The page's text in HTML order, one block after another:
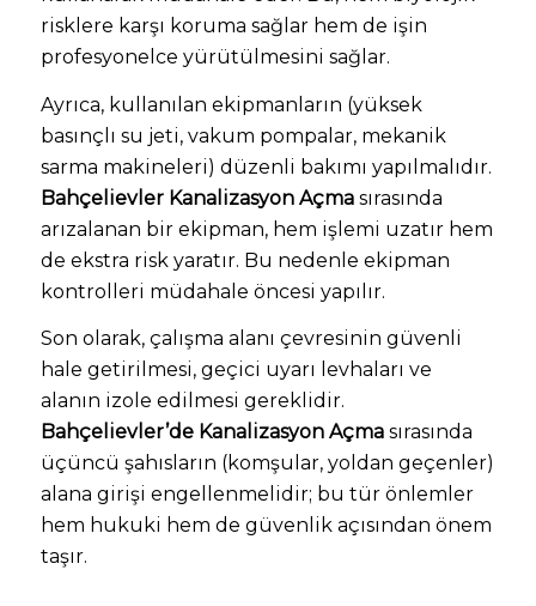
risklere karşı koruma sağlar hem de işin
profesyonelce yürütülmesini sağlar.
Ayrıca, kullanılan ekipmanların (yüksek
basınçlı su jeti, vakum pompalar, mekanik
sarma makineleri) düzenli bakımı yapılmalıdır.
Bahçelievler Kanalizasyon Açmasırasında
arızalanan bir ekipman, hem işlemi uzatır hem
de ekstra risk yaratır. Bu nedenle ekipman
kontrolleri müdahale öncesi yapılır.
Son olarak, çalışma alanı çevresinin güvenli
hale getirilmesi, geçici uyarı levhaları ve
alanın izole edilmesi gereklidir.
Bahçelievler’de Kanalizasyon Açmasırasında
üçüncü şahısların (komşular, yoldan geçenler)
alana girişi engellenmelidir; bu tür önlemler
hem hukuki hem de güvenlik açısından önem
taşır.